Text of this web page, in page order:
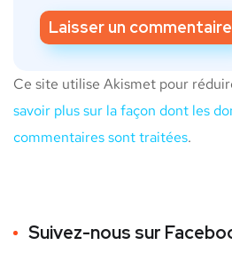
Ce site utilise Akismet pour
savoir plus sur la façon dont les
commentaires sont traitées.
Suivez-nous sur